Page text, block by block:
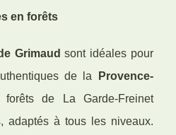
en forêts
Grimaud sont idéales pour
de la
Provence-
de La Garde-Freinet
adaptés à tous les niveaux.